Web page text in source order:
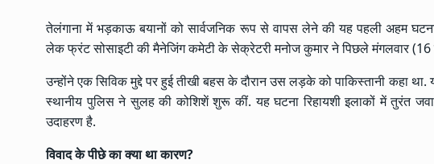
तेलंगाना में भड़काऊ बयानों को सार्वजनिक रूप से वापस लेने की यह पहली अहम
लेक फ्रंट सोसाइटी की मैनेजिंग कमेटी के सेक्रेटरी मनोज कुमार ने पिछले मंगलवार
उन्होंने एक सिविक मुद्दे पर हुई तीखी बहस के दौरान उस लड़के को पाकिस्तानी कहा
स्थानीय पुलिस ने सुलह की कोशिशें शुरू कीं. यह घटना रिहायशी इलाकों में तुरंत
उदाहरण है.
विवाद के पीछे का क्या था कारण?